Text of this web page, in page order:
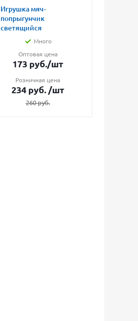
Игрушка мяч-
попрыгунчик
светящийся
Много
Оптовая цена
173 руб./шт
Розничная цена
234 руб. /шт
260руб.